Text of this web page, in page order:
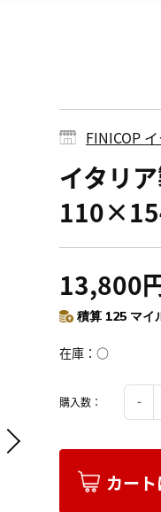
イタリ
13,800
積算 125 マイ
在庫 ○
購入数：
カー